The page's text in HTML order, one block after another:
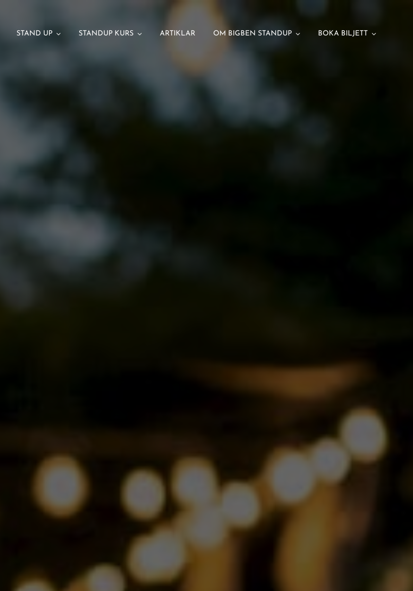
STAND UP STANDUP KURS ARTIKLAR OM BIGBEN STANDUP BOKA BILJETT